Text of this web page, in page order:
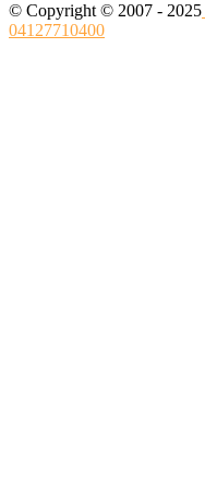
© Copyright © 2007 - 2025
04127710400